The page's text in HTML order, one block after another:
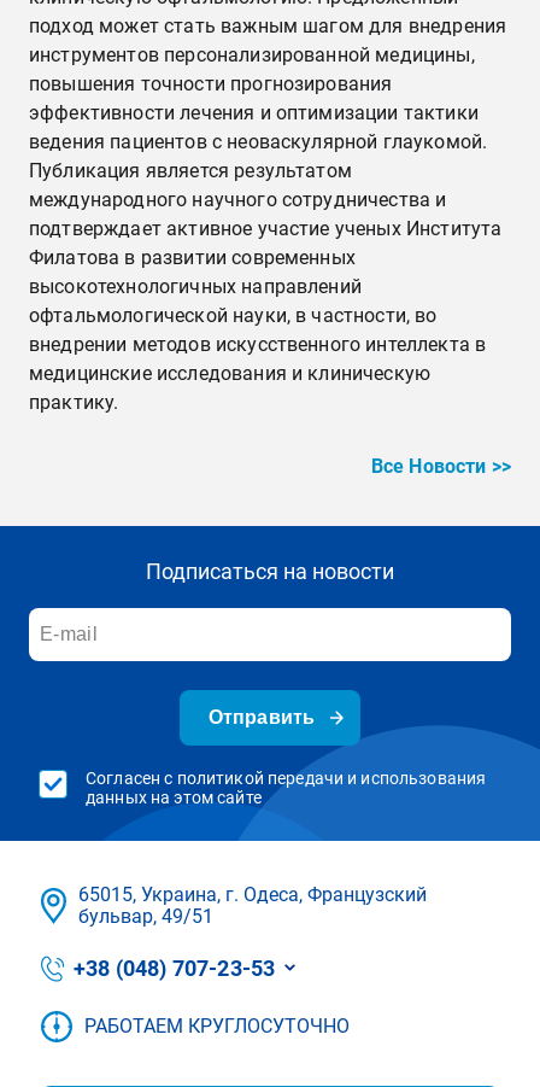
подход может стать важным шагом для внедрения
инструментов персонализированной медицины,
повышения точности прогнозирования
эффективности лечения и оптимизации тактики
ведения пациентов с неоваскулярной глаукомой.
Публикация является результатом
международного научного сотрудничества и
подтверждает активное участие ученых Института
Филатова в развитии современных
высокотехнологичных направлений
офтальмологической науки, в частности, во
внедрении методов искусственного интеллекта в
медицинские исследования и клиническую
практику.
Все Новости >>
Подписаться на новости
Отправить
Согласен с политикой передачи и использования
данных на этом сайте
65015, Украина, г. Одеса, Французский
бульвар, 49/51
+38 (048) 707-23-53
РАБОТАЕМ КРУГЛОСУТОЧНО